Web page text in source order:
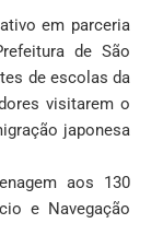
em parceria
de São
de escolas da
visitarem o
japonesa
aos 130
e Navegação